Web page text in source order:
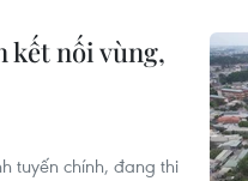
kết nối vùng,
tuyến chính, đang thi